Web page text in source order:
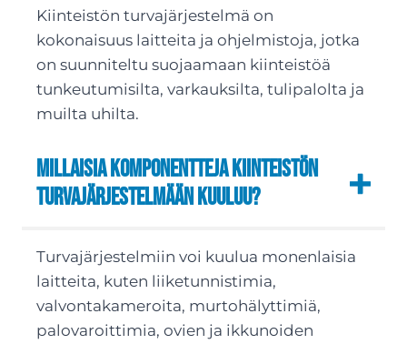
Kiinteistön turvajärjestelmä on
kokonaisuus laitteita ja ohjelmistoja, jotka
on suunniteltu suojaamaan kiinteistöä
tunkeutumisilta, varkauksilta, tulipalolta ja
muilta uhilta.
Millaisia komponentteja kiinteistön
turvajärjestelmään kuuluu?
Turvajärjestelmiin voi kuulua monenlaisia
laitteita, kuten liiketunnistimia,
valvontakameroita, murtohälyttimiä,
palovaroittimia, ovien ja ikkunoiden